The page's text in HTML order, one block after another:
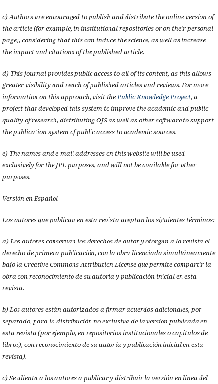
c) Authors are encouraged to publish and distribute the online version of
the article (for example, in institutional repositories or on their personal
page), considering that this can induce the science, as well as increase
the impact and citations of the published article.
d) This journal provides public access to all of its content, as this allows
greater visibility and reach of published articles and reviews. For more
information on this approach, visit thePublic Knowledge Project, a
project that developed this system to improve the academic and public
quality of research, distributing OJS as well as other software to support
the publication system of public access to academic sources.
e) The names and e-mail addresses on this website will be used
exclusively for the JPE purposes, and will not be available for other
purposes.
Versión en Español
Los autores que publican en esta revista aceptan los siguientes términos:
a) Los autores conservan los derechos de autor y otorgan a la revista el
derecho de primera publicación, con la obra licenciada simultáneamente
bajo la Creative Commons Attribution License que permite compartir la
obra con reconocimiento de su autoría y publicación inicial en esta
revista.
b) Los autores están autorizados a firmar acuerdos adicionales, por
separado, para la distribución no exclusiva de la versión publicada en
esta revista (por ejemplo, en repositorios institucionales o capítulos de
libros), con reconocimiento de su autoría y publicación inicial en esta
revista).
c) Se alienta a los autores a publicar y distribuir la versión en línea del